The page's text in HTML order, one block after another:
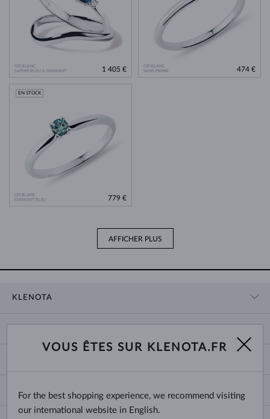
OR BLANC
SAPHIR BLEU & DIAMANT
1 405 €
OR BLANC
SANS PIERRE
474 €
OR BLANC
DIAMANT BLEU
EN STOCK
779 €
AFFICHER PLUS
KLENOTA
NOUS CONNAÎTRE
LIVRAISON ET PAIEMENT
CHOISIR DES ALLIANCES
CERTIFICATS D’AUTHENTICITÉ
TAILLE ET VARIÉTÉ DES CHAÎNES
TAILLES DE BRACELETS
France
VOUS ÊTES SUR KLENOTA.FR
For the best shopping experience, we recommend visiting
our international website in English.